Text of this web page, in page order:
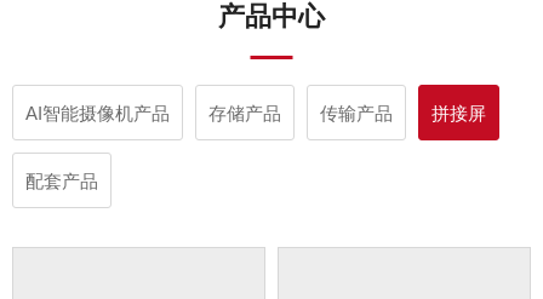
产品中心
AI智能摄像机产品 存储产品 传输产品 拼接屏
配套产品